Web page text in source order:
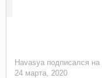
Havasya подписался на
24 марта, 2020